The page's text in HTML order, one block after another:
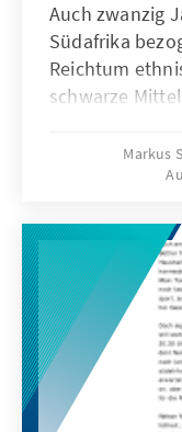
Auch zwanzig
Südafrika
Reichtum
schwarze
auf das
zwangsweise
mangelt es
Jahre zeigten
der Pläne als
historischen
Markus